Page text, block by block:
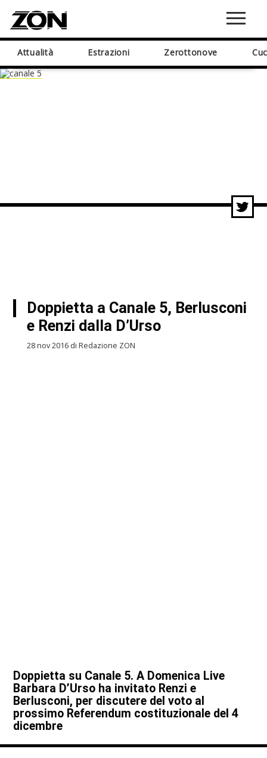
Attualità Estrazioni Zerottonove
Doppietta a Canale 5, Berlusconi
e Renzi dalla D’Urso
28 nov 2016 di Redazione ZON
Doppietta su Canale 5. A Domenica Live
Barbara D’Urso ha invitato Renzi e
Berlusconi, per discutere del voto al
prossimo Referendum costituzionale del 4
dicembre